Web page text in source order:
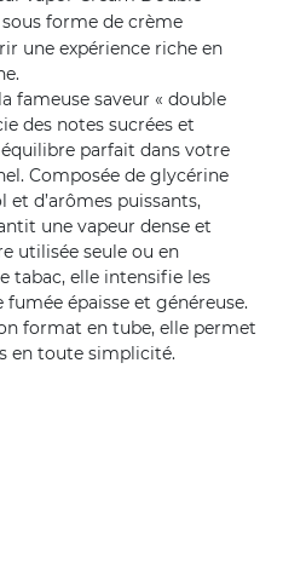
sous forme de crème
une expérience riche en
fameuse saveur « double
des notes sucrées et
parfait dans votre
Composée de glycérine
d’arômes puissants,
une vapeur dense et
utilisée seule ou en
tabac, elle intensifie les
épaisse et généreuse.
format en tube, elle permet
en toute simplicité.